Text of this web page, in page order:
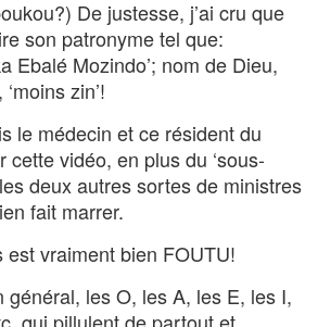
De justesse, j’ai cru que
son patronyme tel que:
Ebalé Mozindo’; nom de Dieu,
zin’!
le médecin et ce résident du
cette vidéo, en plus du ‘sous-
deux autres sortes de ministres
fait marrer.
est vraiment bien FOUTU!
général, les O, les A, les E, les I,
qui pillulent de partout et